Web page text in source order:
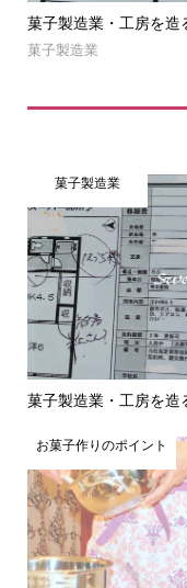
菓子製造業・工房を造る
菓子製造業
菓子製造業
菓子製造業・工房を造
お菓子作りのポイント